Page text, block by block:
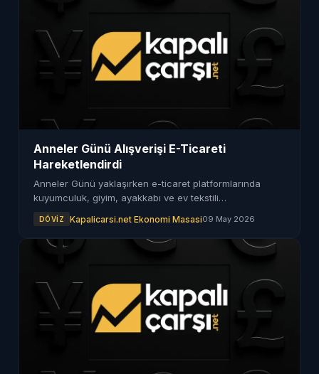
Anneler Günü Alışverişi E-Ticareti
Hareketlendirdi
Anneler Günü yaklaşırken e-ticaret platformlarında
kuyumculuk, giyim, ayakkabı ve ev tekstili
e-ticaret hacminin 400 milyar liraya ulaşması bekleniyor.
DÖVIZ Kapalicarsi.net Ekonomi Masasi09 May 2026